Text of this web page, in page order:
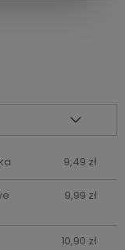
płatności
9,49 zł
9,99 zł
10,90 zł